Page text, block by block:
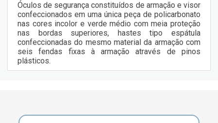
Óculos de segurança constituídos de armação e visor
confeccionados em uma única peça de policarbonato
nas cores incolor e verde médio com meia proteção
nas bordas superiores, hastes tipo espátula
confeccionadas do mesmo material da armação com
seis fendas fixas à armação através de pinos
plásticos.